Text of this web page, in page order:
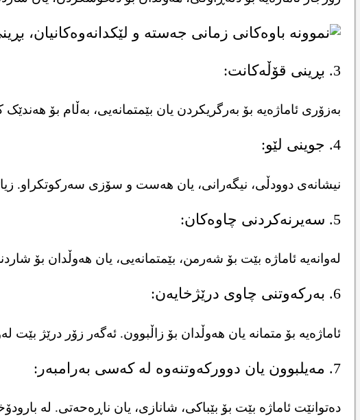
3. بڕینی قۆڵەکانت:
بەزۆری ئاماژەیە بۆ بەرگریکردن یان بێمتمانەیی، بەڵام بۆ
4. جوینی لێو:
نیشانەی دوودڵی، نیگەرانی، یان هەست و سۆزی سەرکوتکراو.
5. سەیرنەکردنی چاوەکان:
لەوانەیە ئاماژە بێت بۆ شەرمن، بێمتمانەیی، یان هەوڵدان
6. بەرکەوتنی چاوی درێژخایەن:
ئاماژەیە بۆ متمانە یان هەوڵدان بۆ زاڵبوون. ئەگەر زۆر درێژ
7. مەیلبوون یان دوورکەوتنەوە لە کەسی بەرامبەر:
دەتوانێت ئاماژە بێت بۆ بێباکی، شانازی، یان ناڕەحەتی. لە